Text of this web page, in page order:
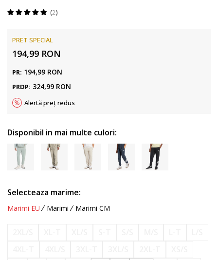
2
PRET SPECIAL
194,99 RON
PR: 194,99 RON
PRDP: 324,99 RON
Alertă preț redus
Disponibil in mai multe culori:
Selecteaza marime:
Marimi EU Marimi Marimi CM